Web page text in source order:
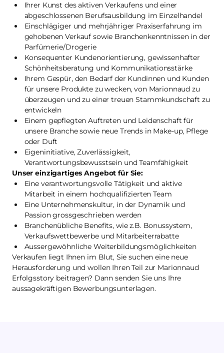
Ihrer Kunst des aktiven Verkaufens und einer
abgeschlossenen Berufsausbildung im Einzelhandel
Einschlägiger und mehrjähriger Praxiserfahrung im
gehobenen Verkauf sowie Branchenkenntnissen in der
Parfümerie/Drogerie
Konsequenter Kundenorientierung, gewissenhafter
Schönheitsberatung und Kommunikationsstärke
Ihrem Gespür, den Bedarf der Kundinnen und Kunden
für unsere Produkte zu wecken, von Marionnaud zu
überzeugen und zu einer treuen Stammkundschaft zu
entwickeln
Einem gepflegten Auftreten und Leidenschaft für
unsere Branche sowie neue Trends in Make-up, Pflege
oder Duft
Eigeninitiative, Zuverlässigkeit,
Verantwortungsbewusstsein und Teamfähigkeit
Unser einzigartiges Angebot für Sie:
Eine verantwortungsvolle Tätigkeit und aktive
Mitarbeit in einem hochqualifizierten Team
Eine Unternehmenskultur, in der Dynamik und
Passion grossgeschrieben werden
Branchenübliche Benefits, wie z.B. Bonussystem,
Verkaufswettbewerbe und Mitarbeiterrabatte
Aussergewöhnliche Weiterbildungsmöglichkeiten
Verkaufen liegt Ihnen im Blut, Sie suchen eine neue
Herausforderung und wollen Ihren Teil zur Marionnaud
Erfolgsstory beitragen? Dann senden Sie uns Ihre
aussagekräftigen Bewerbungsunterlagen.